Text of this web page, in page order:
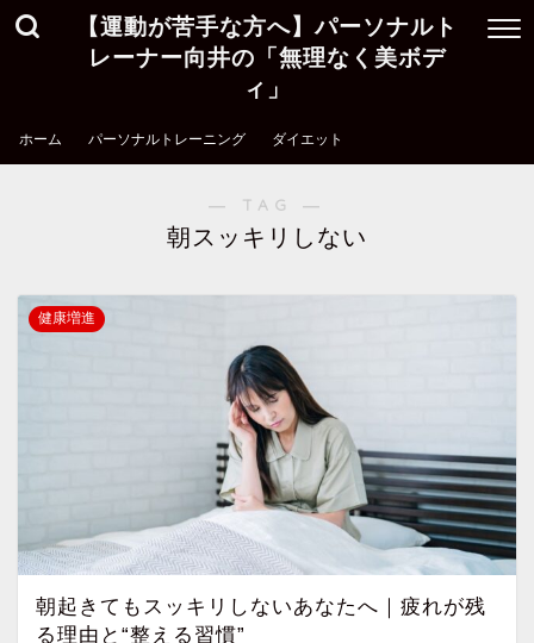
【運動が苦手な方へ】パーソナルト
レーナー向井の「無理なく美ボデ
ィ」
ホーム パーソナルトレーニング ダイエット
― TAG ―
朝スッキリしない
健康増進
朝起きてもスッキリしないあなたへ｜疲れが残
る理由と“整える習慣”